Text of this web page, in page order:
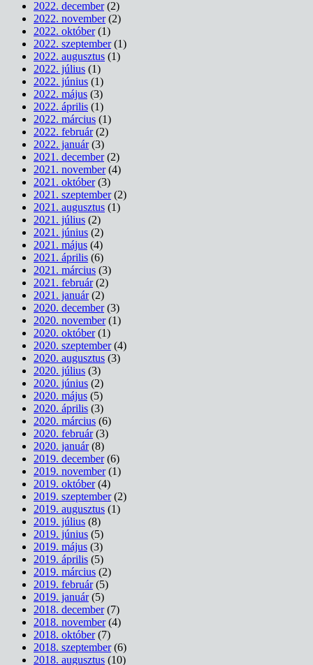
2022. december(2)
2022. november(2)
2022. október(1)
2022. szeptember(1)
2022. augusztus (1)
2022. július (1)
2022. június (1)
2022. május (3)
2022. április (1)
2022. március (1)
2022. február(2)
2022. január(3)
2021. december(2)
2021. november(4)
2021. október(3)
2021. szeptember(2)
2021. augusztus (1)
2021. július (2)
2021. június (2)
2021. május (4)
2021. április (6)
2021. március (3)
2021. február(2)
2021. január(2)
2020. december(3)
2020. november(1)
2020. október(1)
2020. szeptember(4)
2020. augusztus (3)
2020. július (3)
2020. június (2)
2020. május (5)
2020. április (3)
2020. március (6)
2020. február(3)
2020. január(8)
2019. december(6)
2019. november(1)
2019. október(4)
2019. szeptember(2)
2019. augusztus (1)
2019. július (8)
2019. június (5)
2019. május (3)
2019. április (5)
2019. március (2)
2019. február(5)
2019. január(5)
2018. december(7)
2018. november(4)
2018. október(7)
2018. szeptember(6)
2018. augusztus (10)